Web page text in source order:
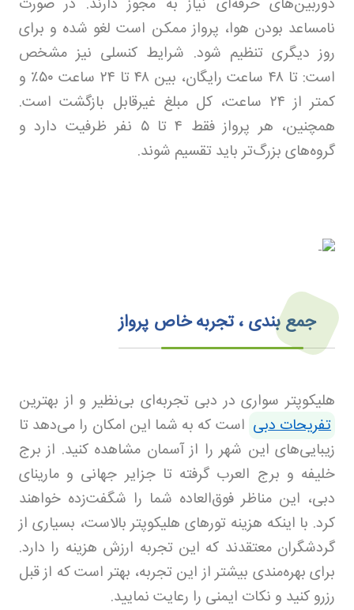
نامساعد بودن هوا، پرواز ممکن است لغو شده و برای
روز دیگری تنظیم شود. شرایط کنسلی نیز مشخص
است: تا ۴۸ ساعت رایگان، بین ۴۸ تا ۲۴ ساعت ۵۰٪ و
کمتر از ۲۴ ساعت، کل مبلغ غیرقابل بازگشت است.
همچنین، هر پرواز فقط ۴تا۵ نفر ظرفیت دارد و
گروه‌های بزرگ‌تر باید تقسیم شوند.
جمع بندی ، تجربه خاص پرواز
هلیکوپتر سواری در دبی تجربه‌ای بی‌نظیر و از بهترین
تفریحات دبی است که به شما این امکان را می‌دهد تا
زیبایی‌های این شهر را از آسمان مشاهده کنید. از برج
خلیفه و برج العرب گرفته تا جزایر جهانی و مارینای
دبی، این مناظر فوق‌العاده شما را شگفت‌زده خواهند
کرد. با اینکه هزینه تورهای هلیکوپتر بالاست، بسیاری از
گردشگران معتقدند که این تجربه ارزش هزینه را دارد.
برای بهره‌مندی بیشتر از این تجربه، بهتر است که از قبل
رزرو کنید و نکات ایمنی را رعایت نمایید.